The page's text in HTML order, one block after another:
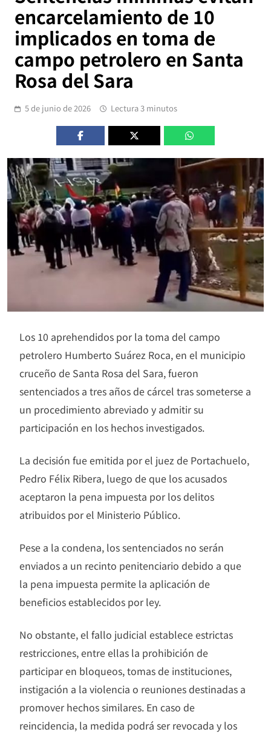
encarcelamiento de 10
implicados en toma de
campo petrolero en Santa
Rosa del Sara
5 de junio de 2026 Lectura 3 minutos
Los 10 aprehendidos por la toma del campo
petrolero Humberto Suárez Roca, en el municipio
cruceño de Santa Rosa del Sara, fueron
sentenciados a tres años de cárcel tras someterse a
un procedimiento abreviado y admitir su
participación en los hechos investigados.
La decisión fue emitida por el juez de Portachuelo,
Pedro Félix Ribera, luego de que los acusados
aceptaron la pena impuesta por los delitos
atribuidos por el Ministerio Público.
Pese a la condena, los sentenciados no serán
enviados a un recinto penitenciario debido a que
la pena impuesta permite la aplicación de
beneficios establecidos por ley.
No obstante, el fallo judicial establece estrictas
restricciones, entre ellas la prohibición de
participar en bloqueos, tomas de instituciones,
instigación a la violencia o reuniones destinadas a
promover hechos similares. En caso de
reincidencia, la medida podrá ser revocada y los